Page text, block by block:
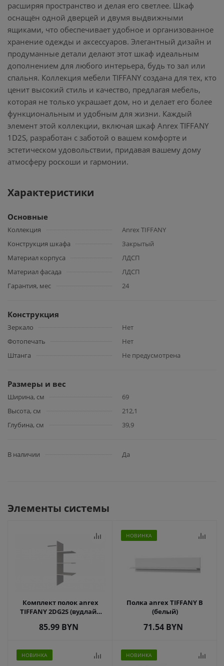
расширяя пространство и делая его светлее. Шкаф
оснащён одной дверцей и двумя выдвижными
ящиками, что обеспечивает удобное и организованное
хранение одежды и аксессуаров. Элегантный дизайн и
продуманные детали делают этот шкаф идеальным
дополнением для любого интерьера, будь то зал или
спальня. Коллекция мебели TIFFANY создана для тех, кто
ценит высокий стиль и качество, предлагая мебель,
которая не только украшает дом, но и делает его более
функциональным и удобным для жизни. Каждый
элемент этой коллекции, включая шкаф Anrex TIFFANY
1D2S, разработан с заботой о вашем комфорте и
эстетическом удовольствии, придавая вашему дому
атмосферу роскоши и гармонии.
Характеристики
Основные
Коллекция
Anrex TIFFANY
Конструкция шкафа
Закрытый
Материал корпуса
ЛДСП
Материал фасада
ЛДСП
Гарантия, мес
24
Конструкция
Зеркало
Нет
Фотопечать
Нет
Штанга
Не предусмотрена
Размеры и вес
Ширина, см
69
Высота, см
212,1
Глубина, см
39,9
В наличии Да
Элементы системы
Комплект полок anrex
TIFFANY 2DG2S (вудлайн
85.99BYN
НОВИНКА
Полка anrex TIFFANY B
(белый)
71.54BYN
НОВИНКА НОВИНКА